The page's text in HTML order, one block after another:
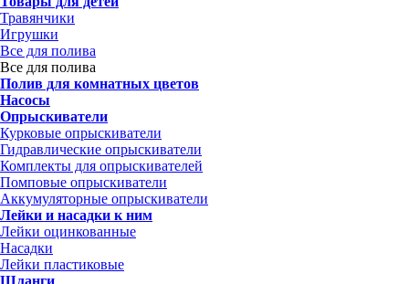
Травянчики
Игрушки
Все для полива
Все для полива
Полив для комнатных цветов
Насосы
Опрыскиватели
Курковые опрыскиватели
Гидравлические опрыскиватели
Комплекты для опрыскивателей
Помповые опрыскиватели
Аккумуляторные опрыскиватели
Лейки и насадки к ним
Лейки оцинкованные
Насадки
Лейки пластиковые
Шланги